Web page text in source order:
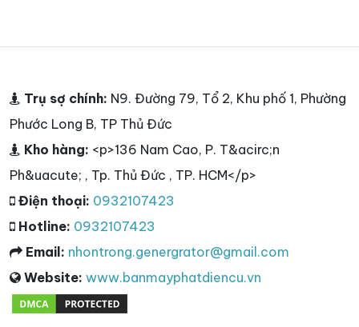
Trụ sợ chính: N9. Đường 79, Tổ 2, Khu phố 1, Phường
Phước Long B, TP Thủ Đức
Kho hàng: <p>136 Nam Cao, P. T&acirc;n
Ph&uacute; , Tp. Thủ Đức , TP. HCM</p>
Điện thoại: 0932107423
Hotline: 0932107423
Email: nhontrong.genergrator@gmail.com
Website: www.banmayphatdiencu.vn